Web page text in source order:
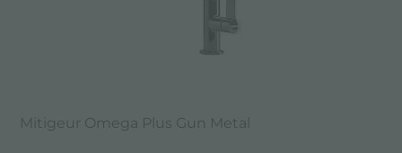
Mitigeur Omega Plus Gun Metal